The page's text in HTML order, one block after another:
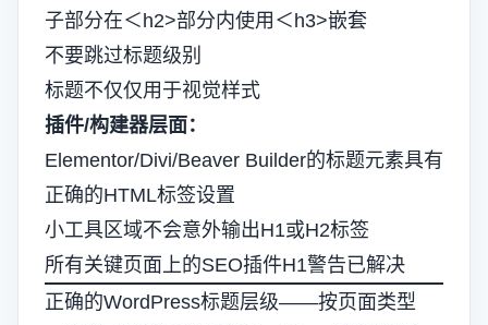
子部分在＜h2>部分内使用＜h3>嵌套
不要跳过标题级别
标题不仅仅用于视觉样式
插件/构建器层面：
Elementor/Divi/Beaver Builder的标题元素具有
正确的HTML标签设置
小工具区域不会意外输出H1或H2标签
所有关键页面上的SEO插件H1警告已解决
正确的WordPress标题层级——按页面类型